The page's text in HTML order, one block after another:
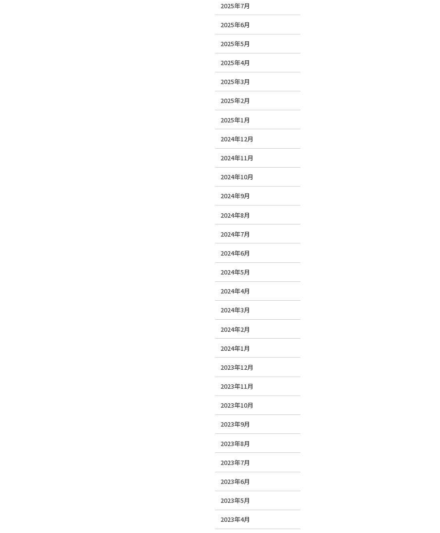
2025年7月
2025年6月
2025年5月
2025年4月
2025年3月
2025年2月
2025年1月
2024年12月
2024年11月
2024年10月
2024年9月
2024年8月
2024年7月
2024年6月
2024年5月
2024年4月
2024年3月
2024年2月
2024年1月
2023年12月
2023年11月
2023年10月
2023年9月
2023年8月
2023年7月
2023年6月
2023年5月
2023年4月